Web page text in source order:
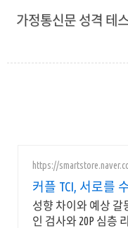
가정통신문 성격 테
https://
커플 TCI, 서로를
성향 차이와 예상 갈
인 검사와 20P 심층